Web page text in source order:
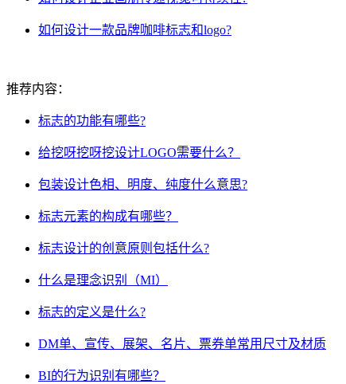
如何设计一款品牌咖啡标志和logo?
推荐内容：
标志的功能有哪些?
给挖呀挖呀挖设计LOGO需要什么？
包装设计色相、明度、纯度什么意思?
标志元素的构成有哪些？
标志设计的创意原则包括什么?
什么是理念识别（MI）
标志的定义是什么?
DM单、宣传、展架、名片、票券单常用尺寸及材质
BI的行为识别有哪些？